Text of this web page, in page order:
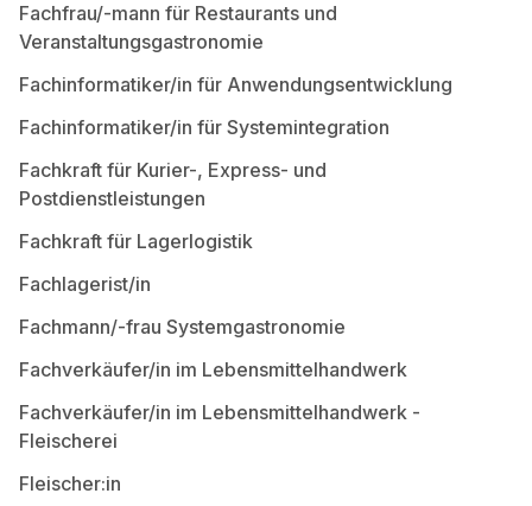
Fachfrau/-mann für Restaurants und
Veranstaltungsgastronomie
Fachinformatiker/in für Anwendungsentwicklung
Fachinformatiker/in für Systemintegration
Fachkraft für Kurier-, Express- und
Postdienstleistungen
Fachkraft für Lagerlogistik
Fachlagerist/in
Fachmann/-frau Systemgastronomie
Fachverkäufer/in im Lebensmittelhandwerk
Fachverkäufer/in im Lebensmittelhandwerk -
Fleischerei
Fleischer:in